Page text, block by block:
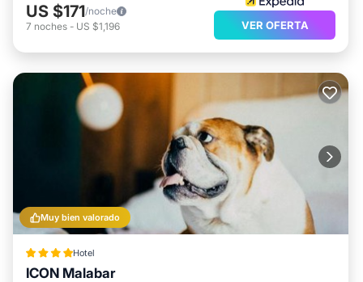
US $171/noche
7 noches - US $1,196 VER OFERTA
Muy bien valorado
Hotel
ICON Malabar